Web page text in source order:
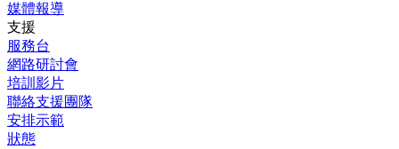
媒體報導
支援
服務台
網路研討會
培訓影片
聯絡支援團隊
安排示範
狀態